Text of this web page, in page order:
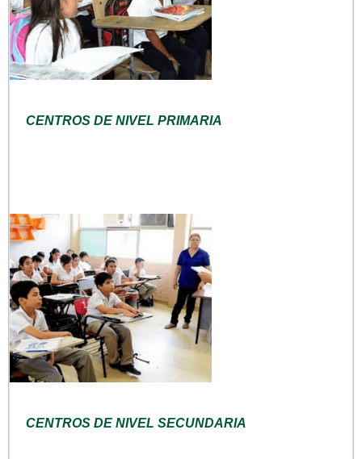
CENTROS DE NIVEL PRIMARIA
CENTROS DE NIVEL SECUNDARIA